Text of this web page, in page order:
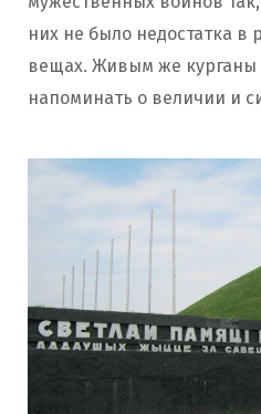
них не было недостатка
вещах. Живым же
напоминать о величии и